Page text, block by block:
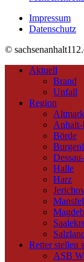
Impressum
Datenschutz
©
Aktuell
Brand
Unfall
Region
Börde
Halle
Harz
Retter stellen
ASB